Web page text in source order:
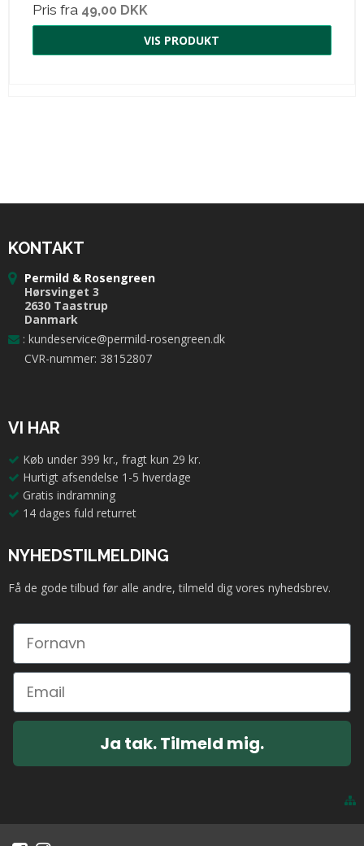
Pris fra 49,00 DKK
VIS PRODUKT
KONTAKT
Permild & Rosengreen
Hørsvinget 3
2630 Taastrup
Danmark
: kundeservice@permild-rosengreen.dk
CVR-nummer: 38152807
VI HAR
Køb under 399 kr., fragt kun 29 kr.
Hurtigt afsendelse 1-5 hverdage
Gratis indramning
14 dages fuld returret
NYHEDSTILMELDING
Få de gode tilbud før alle andre, tilmeld dig vores nyhedsbrev.
Ja tak. Tilmeld mig.